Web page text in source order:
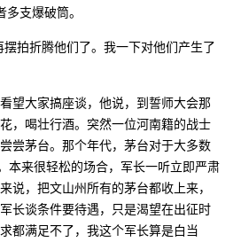
支爆破筒。
摆拍折腾他们了。我一下对他们产生了
望大家搞座谈，他说，到誓师大会那
，喝壮行酒。突然一位河南籍的战士
尝茅台。那个年代，茅台对于大多数
本来很轻松的场合，军长一听立即严肃
说，把文山州所有的茅台都收上来，
长谈条件要待遇，只是渴望在出征时
都满足不了，我这个军长算是白当